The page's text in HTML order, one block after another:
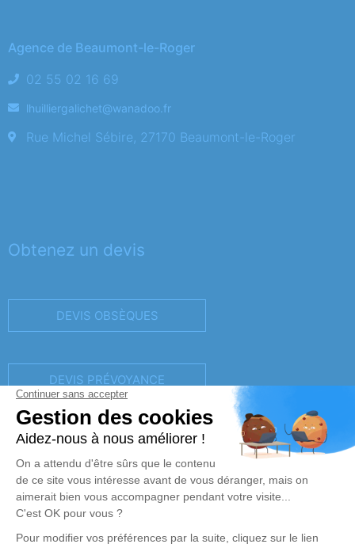
Agence de Beaumont-le-Roger
02 55 02 16 69
lhuilliergalichet@wanadoo.fr
Rue Michel Sébire, 27170 Beaumont-le-Roger
Obtenez un devis
DEVIS OBSÈQUES
DEVIS PRÉVOYANCE
DEVIS MARBRERIE